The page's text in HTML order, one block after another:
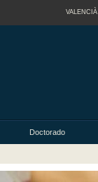
VALENCIÀ
Doctorado